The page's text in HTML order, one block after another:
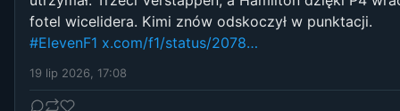
fotel wicelidera. Kimi znów odskoczył w punktacji.
#ElevenF1 x.com/f1/status/2078…
19 lip 2026, 17:08